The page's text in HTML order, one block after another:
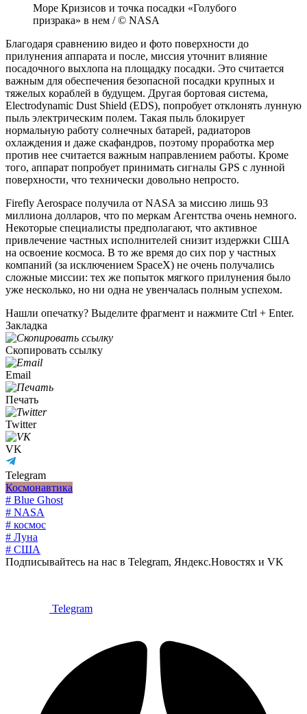
Море Кризисов и точка посадки «Голубого
призрака» в нем / © NASA
Благодаря сравнению видео и фото поверхности до
прилунения аппарата и после, миссия уточнит влияние
посадочного выхлопа на площадку посадки. Это считается
важным для обеспечения безопасной посадки крупных и
тяжелых кораблей в будущем. Другая бортовая система,
Electrodynamic Dust Shield (EDS), попробует отклонять лунную
пыль электрическим полем. Такая пыль блокирует
нормальную работу солнечных батарей, радиаторов
охлаждения и даже скафандров, поэтому проработка мер
против нее считается важным направлением работы. Кроме
того, аппарат попробует принимать сигналы GPS с лунной
поверхности, что технически довольно непросто.
Firefly Aerospace получила от NASA за миссию лишь 93
миллиона долларов, что по меркам Агентства очень немного.
Некоторые специалисты предполагают, что активное
привлечение частных исполнителей снизит издержки США
на освоение космоса. В то же время до сих пор у частных
компаний (за исключением SpaceX) не очень получались
сложные миссии: тех же попыток мягкого прилунения было
уже несколько, но ни одна не увенчалась полным успехом.
Нашли опечатку? Выделите фрагмент и нажмите Ctrl + Enter.
Закладка
Скопировать ссылку
Email
Печать
Twitter
VK
Telegram
Космонавтика
# Blue Ghost
# NASA
# космос
# Луна
# США
Подписывайтесь на нас в Telegram, Яндекс.Новостях и VK
Telegram